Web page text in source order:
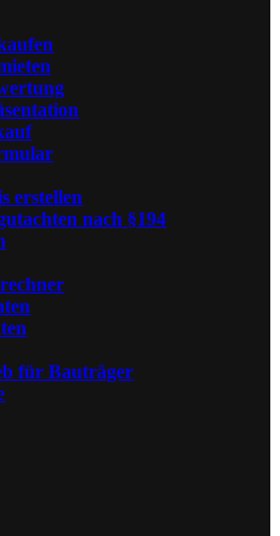
erstellen
nach §194
für Bauträger